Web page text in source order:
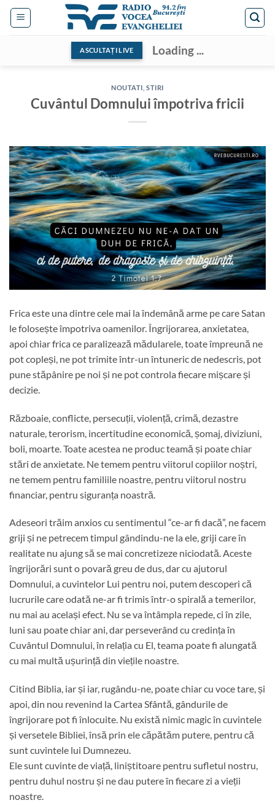
Skip
ASCULTAȚI LIVE Loading ...
NOUTATI ,STIRI
Cuvântul Domnului împotriva fricii
Frica este una dintre cele mai la îndemână arme pe care Satan
le folosește împotriva oamenilor. Îngrijorarea, anxietatea,
apoi chiar frica ce paralizează mădularele, toate împreună ne
pot copleși, ne pot trimite într-un întuneric de nedescris, pot
pune stăpânire pe noi și ne pot controla fiecare mișcare și
decizie.
Războaie, conflicte, persecuții, violență, crimă, dezastre
naturale, terorism, incertitudine economică, șomaj, diviziuni,
boli, moarte. Toate acestea ne produc teamă și poate chiar
stări de anxietate. Ne temem pentru viitorul copiilor noștri,
ne temem pentru familiile noastre, pentru viitorul nostru
financiar, pentru siguranța noastră.
Adeseori trăim anxios cu sentimentul “ce-ar fi dacă”, ne facem
griji și ne petrecem timpul gândindu-ne la ele, griji care în
realitate nu ajung să se mai concretizeze niciodată. Aceste
îngrijorări sunt o povară greu de dus, dar cu ajutorul
Domnului, a cuvintelor Lui pentru noi, putem descoperi că
lucrurile care odată ne-ar fi trimis într-o spirală a temerilor,
nu mai au același efect. Nu se va întâmpla repede, ci în zile,
luni sau poate chiar ani, dar perseverând cu credința în
Cuvântul Domnului, în relația cu El, teama poate fi alungată
cu mai multă ușurință din viețile noastre.
Citind Biblia, iar și iar, rugându-ne, poate chiar cu voce tare, și
apoi, din nou revenind la Cartea Sfântă, gândurile de
îngrijorare pot fi înlocuite. Nu există nimic magic în cuvintele
și versetele Bibliei, însă prin ele căpătăm putere, pentru că
sunt cuvintele lui Dumnezeu.
Ele sunt cuvinte de viață, liniștitoare pentru sufletul nostru,
pentru duhul nostru și ne dau putere în fiecare zi a vieții
noastre.